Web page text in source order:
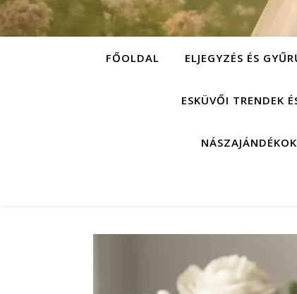
FŐOLDAL ELJEGYZÉS ÉS
ESKÜVŐI TRENDEK